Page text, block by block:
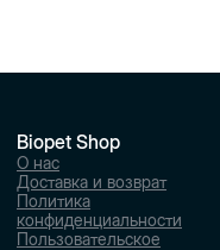
Biopet Shop
О нас
Доставка и возврат
Политика
конфиденциальности
Пользовательское